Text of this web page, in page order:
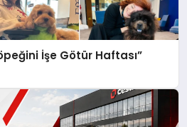
İşe Götür Haftası”